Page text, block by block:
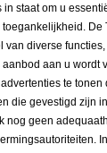
staat om u
De
van diverse
aan u wordt
te tonen
die gevestigd zijn
nog geen